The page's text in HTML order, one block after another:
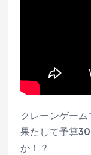
クレーンゲーム
果たして予算
か！？